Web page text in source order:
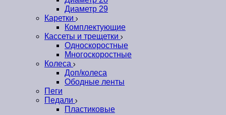
Диаметр 29
Каретки
Комплектующие
Кассеты и трещетки
Односкоростные
Многоскоростные
Колеса
Доп/колеса
Ободные ленты
Пеги
Педали
Пластиковые